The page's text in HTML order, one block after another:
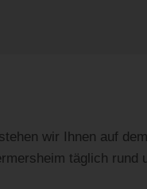
wir Ihnen auf
täglich rund